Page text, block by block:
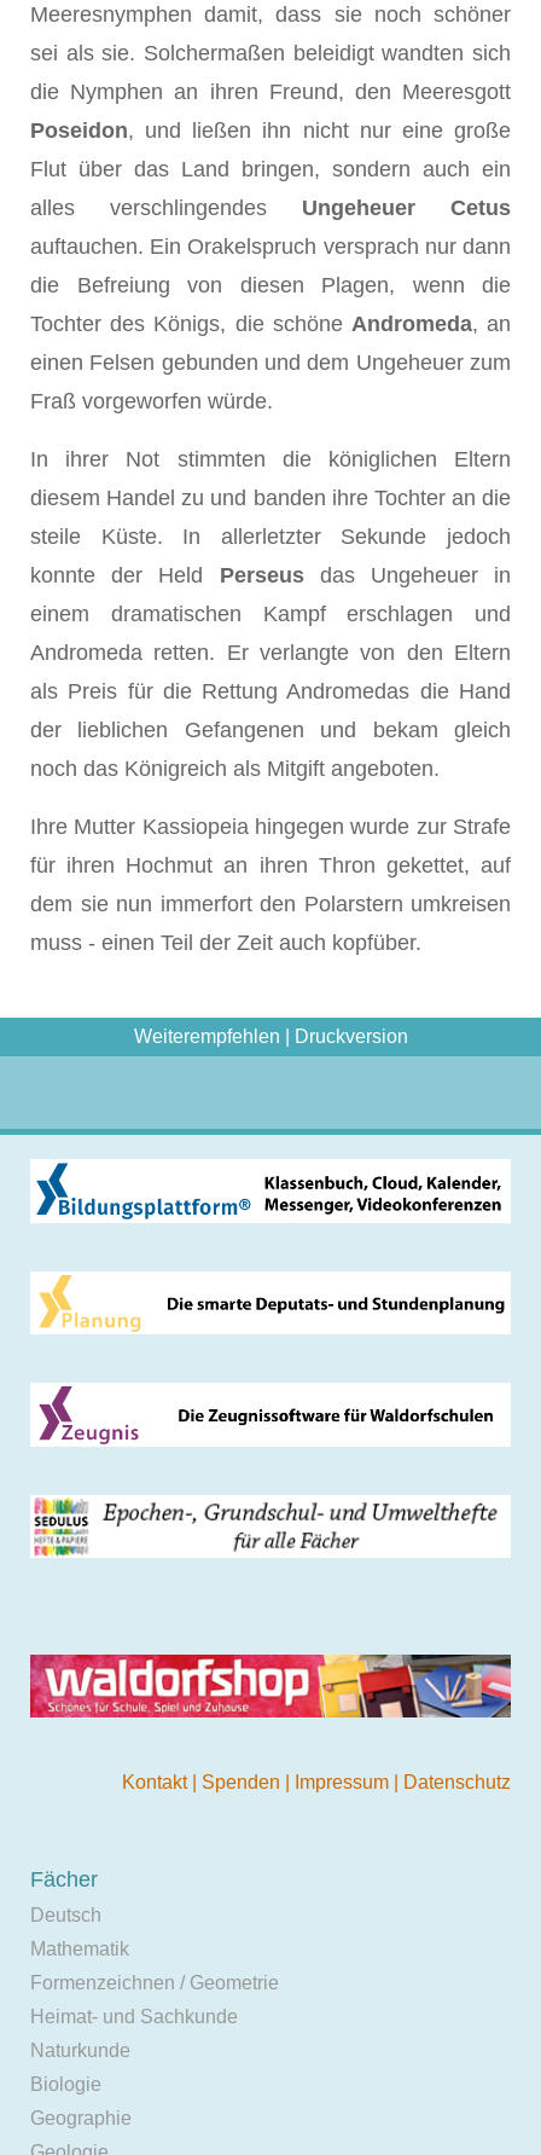
Meeresnymphen damit, dass sie noch schöner
sei als sie. Solchermaßen beleidigt wandten sich
die Nymphen an ihren Freund, den Meeresgott
Poseidon, und ließen ihn nicht nur eine große
Flut über das Land bringen, sondern auch ein
alles verschlingendes Ungeheuer Cetus
auftauchen. Ein Orakelspruch versprach nur dann
die Befreiung von diesen Plagen, wenn die
Tochter des Königs, die schöne Andromeda, an
einen Felsen gebunden und dem Ungeheuer zum
Fraß vorgeworfen würde.
In ihrer Not stimmten die königlichen Eltern
diesem Handel zu und banden ihre Tochter an die
steile Küste. In allerletzter Sekunde jedoch
konnte der Held Perseusdas Ungeheuer in
einem dramatischen Kampf erschlagen und
Andromeda retten. Er verlangte von den Eltern
als Preis für die Rettung Andromedas die Hand
der lieblichen Gefangenen und bekam gleich
noch das Königreich als Mitgift angeboten.
Ihre Mutter Kassiopeia hingegen wurde zur Strafe
für ihren Hochmut an ihren Thron gekettet, auf
dem sie nun immerfort den Polarstern umkreisen
muss - einen Teil der Zeit auch kopfüber.
Weiterempfehlen Druckversion
Kontakt Spenden Impressum Datenschutz
Fächer
Deutsch
Mathematik
Formenzeichnen / Geometrie
Heimat- und Sachkunde
Naturkunde
Biologie
Geographie